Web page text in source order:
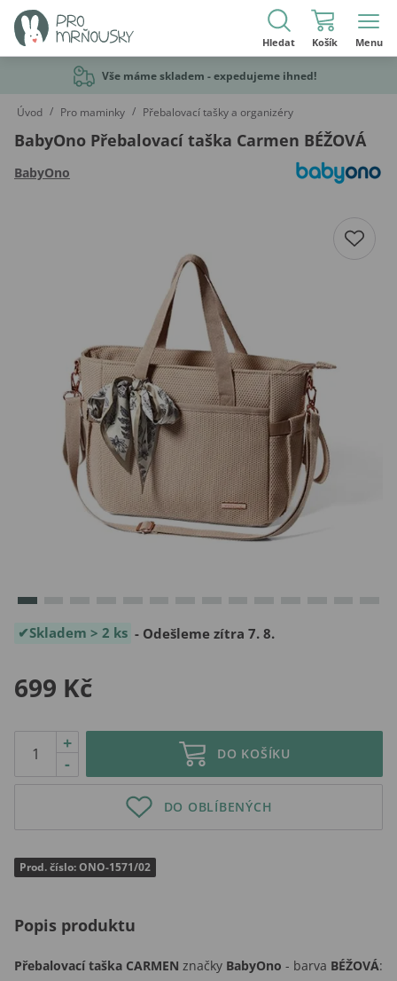
Hledat Košík Menu
Vše máme skladem - expedujeme ihned!
Úvod / Pro maminky / Přebalovací tašky a organizéry
BabyOno Přebalovací taška Carmen BÉŽOVÁ
BabyOno
Skladem > 2 ks - Odešleme zítra 7. 8.
699 Kč
-
+
DO KOŠÍKU
DO OBLÍBENÝCH
Prod. číslo: ONO-1571/02
Popis produktu
Přebalovací taška CARMEN značky BabyOno - barva BÉŽOVÁ: